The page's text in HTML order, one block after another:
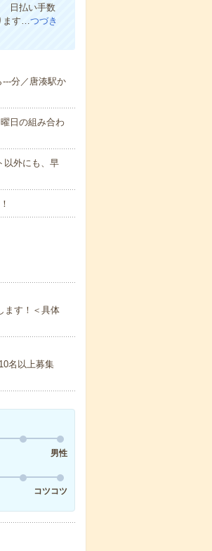
日払い手数
ます…つづき
分／唐湊駅か
日の組み合わ
以外にも、早
ます！＜具体
名以上募集
男性
コツコツ